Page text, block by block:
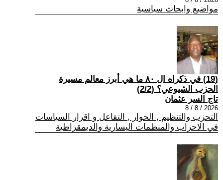
مواضيع وابحاث سياسية
(19) في ذكراه ال ٨٠ ما هي أبرز معالم مسيرة
الحزب الشيوعي؟ (2/2)
تاج السر عثمان
2026 / 8 / 8
التحزب والتنظيم , الحوار , التفاعل و اقرار السياسات
في الاحزاب والمنظمات اليسارية والديمقراطية